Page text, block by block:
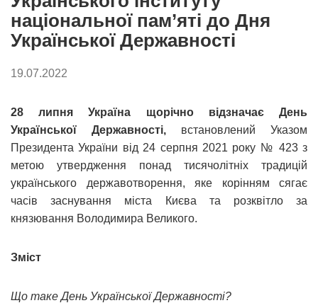
національної пам’яті до Дня
Української Державності
19.07.2022
28 липня Україна щорічно відзначає День
Української Державності, встановлений Указом
Президента України від 24 серпня 2021 року № 423 з
метою утвердження понад тисячолітніх традицій
українського державотворення, яке корінням сягає
часів заснування міста Києва та розквітло за
князювання Володимира Великого.
Зміст
Що таке День Української Державності?